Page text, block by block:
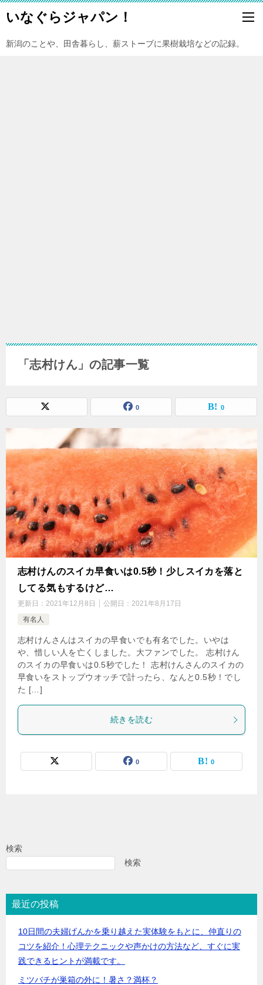
いなぐらジャパン！
新潟のことや、田舎暮らし、薪ストーブに果樹栽培などの記録。
「志村けん」の記事一覧
0 0
志村けんのスイカ早食いは0.5秒！少しスイカを落と
してる気もするけど…
更新日： 2021年12月8日 公開日： 2021年8月17日
有名人
志村けんさんはスイカの早食いでも有名でした。いやは
や、惜しい人を亡くしました。大ファンでした。 志村けん
のスイカの早食いは0.5秒でした！ 志村けんさんのスイカの
早食いをストップウオッチで計ったら、なんと0.5秒！でし
た […]
続きを読む
0 0
検索
検索
最近の投稿
10日間の夫婦げんかを乗り越えた実体験をもとに、仲直りの
コツを紹介！心理テクニックや声かけの方法など、すぐに実
践できるヒントが満載です。
ミツバチが巣箱の外に！暑さ？満杯？